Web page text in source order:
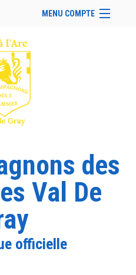
MENU COMPTE
notre site
(vide
des
Val De
officielle